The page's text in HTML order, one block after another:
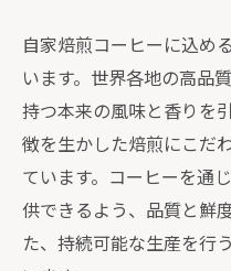
自家焙煎コーヒーに込め
います。世界各地の高品
持つ本来の風味と香りを
徴を生かした焙煎にこだ
ています。コーヒーを通
供できるよう、品質と鮮
た、持続可能な生産を行